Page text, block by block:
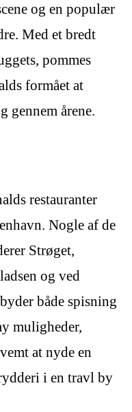
og en populær
Med et bredt
pommes
formået at
gennem årene.
restauranter
Nogle af de
Strøget,
og ved
både spisning
muligheder,
at nyde en
i en travl by